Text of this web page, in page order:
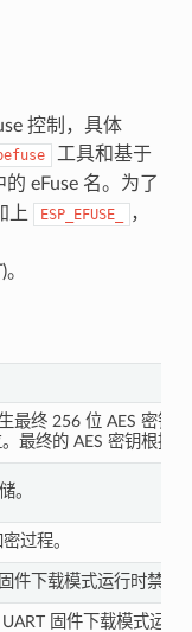
控制，具体
工具和基于
eFuse 名。为了
上
ESP_EFUSE_
，
最终 256 位 AES 密钥
最终的 AES 密钥根据
。
过程。
件下载模式运行时禁用
固件下载模式运行